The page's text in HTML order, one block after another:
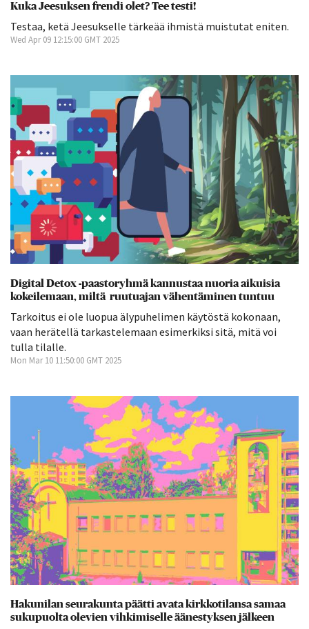
Kuka Jeesuksen frendi olet? Tee testi!
Testaa, ketä Jeesukselle tärkeää ihmistä muistutat eniten.
Wed Apr 09 12:15:00 GMT 2025
Digital Detox -paastoryhmä kannustaa nuoria aikuisia
kokeilemaan, miltä ruutuajan vähentäminen tuntuu
Tarkoitus ei ole luopua älypuhelimen käytöstä kokonaan,
vaan herätellä tarkastelemaan esimerkiksi sitä, mitä voi
tulla tilalle.
Mon Mar 10 11:50:00 GMT 2025
Hakunilan seurakunta päätti avata kirkkotilansa samaa
sukupuolta olevien vihkimiselle äänestyksen jälkeen